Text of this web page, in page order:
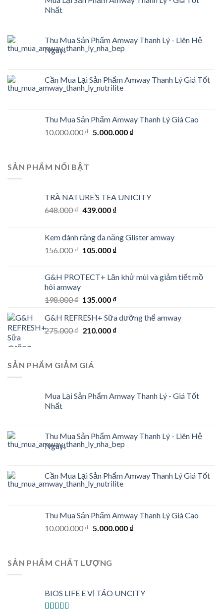
Nhất
Thu Mua Sản Phẩm Amway Thanh Lý - Liên Hệ
Ngay!
Cần Mua Lại Sản Phẩm Amway Thanh Lý Giá Tốt
Thu Mua Sản Phẩm Amway Thanh Lý Giá Cao
10.000.000₫ Original
5.000.000 ₫Current
SẢN PHẨM NỔI BẬT
TRÀ NATURE’S TEA UNICITY
648.000₫ Original
648.000 ₫.
439.000 ₫Current
439.000 ₫.
Kem đánh răng đa năng Glister amway
156.000₫ Original
156.000 ₫.
105.000 ₫Current
105.000 ₫.
G&H PROTECT+ Lăn khử mùi và giảm tiết mồ
hôi amway
198.000₫ Original
was:
198.000 ₫.
135.000 ₫Current
is:
135.000 ₫.
G&H REFRESH+ Sữa dưỡng thể amway
275.000₫ Original
275.000 ₫.
210.000 ₫Current
SẢN PHẨM GIẢM GIÁ
Mua Lại Sản Phẩm Amway Thanh Lý - Giá Tốt
Nhất
Thu Mua Sản Phẩm Amway Thanh Lý - Liên Hệ
Ngay!
Cần Mua Lại Sản Phẩm Amway Thanh Lý Giá Tốt
Thu Mua Sản Phẩm Amway Thanh Lý Giá Cao
10.000.000₫ Original
10.000.000 ₫.
5.000.000 ₫Current
SẢN PHẨM CHẤT LƯỢNG
BIOS LIFE E VỊ TÁO UNCITY